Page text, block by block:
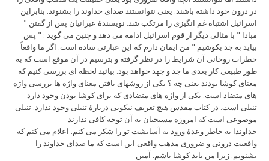
در درون خود داشته باشند. یعنی نتوانستند صدای خداوند را بشنوند. بنابراین
اسرائیل اشتباه غم انگیزی را مرتکب شد. نویسندۀ عبرانیان پس از گفتن "
مبادا " با مثالی دیگر از قوم اسرائیل ادامه می دهد و چنین می گوید : " پس
بیاید به جد بکوشیم " من ایمان دارم که این عبارتی ساده است. اگر ما واقعاً
خطرات روحانی آن شرایط را در نظر گرفته و بترسیم در آن موقع است که به
طور طبیعی کار بعدی ما جد و جهد خواهد بود. بیائید لحظه ای بررسی کنیم که
معنای کوشا بودند یعنی چه ؟ یکی از روشهای یافتن معنای واژه ها بررسی واژه
های متضاد است. یکی از واژه های متضادی که برای کوشا بودن وجود دارد
تنبلی است. در کتاب مقدس هیچ تعریف نیکویی دربارۀ تنبلی وجود ندارد. تنبلی
موضوعی است که امروزه مسیحیان به آن توجه کافی ندارند
خداوندا به خاطر وعدۀ ورود به آسایشت تو را شکر می کنم. اعلام می کنم که
واقعیت درونی و ضروری مذهب واقعی این است که ما صدای خداوند را
بشنویم. زیرا من باید کوشا باشم. آمین